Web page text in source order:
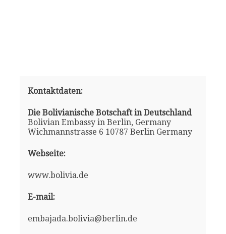
Kontaktdaten:
Die Bolivianische Botschaft in Deutschland
Bolivian Embassy in Berlin, Germany
Wichmannstrasse 6 10787 Berlin Germany
Webseite:
www.bolivia.de
E-mail:
embajada.bolivia@berlin.de